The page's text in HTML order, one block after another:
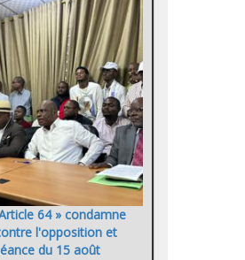
64 » condamne
l'opposition et
du 15 août